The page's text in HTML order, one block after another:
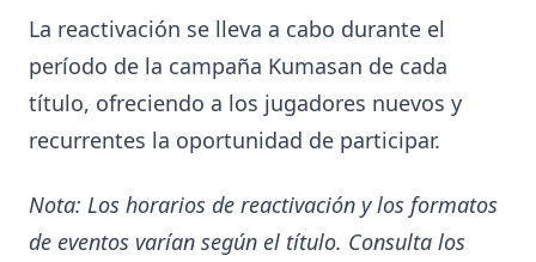
La reactivación se lleva a cabo durante el
período de la campaña Kumasan de cada
título, ofreciendo a los jugadores nuevos y
recurrentes la oportunidad de participar.
Nota: Los horarios de reactivación y los formatos
de eventos varían según el título. Consulta los